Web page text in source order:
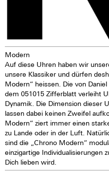
Modern
Auf diese Uhren haben wir
unsere Klassiker und dürfen
Modern“ heissen. Die von
dem 051015 Zifferblatt verleiht
Dynamik. Die Dimension dieser
lassen dabei keinen Zweifel
Modern“ ziert immer einen
zu Lande oder in der Luft.
sind die „Chrono Modern“
einzigartige Individualisierungen
Dich lieben wird.